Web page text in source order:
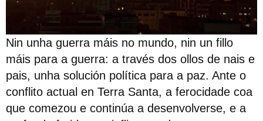
Nin unha guerra máis no mundo, nin un fillo
máis para a guerra: a través dos ollos de nais e
pais, unha solución política para a paz. Ante o
conflito actual en Terra Santa, a ferocidade coa
que comezou e continúa a desenvolverse, e a